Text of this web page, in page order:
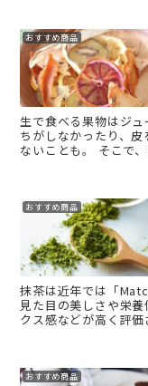
おすすめ商品
生で食べる果物はジ
ちがしなかったり、
ないことも。 そこで
おすすめ商品
抹茶は近年では「
見た目の美しさや栄
クス感などが高く評
おすすめ商品